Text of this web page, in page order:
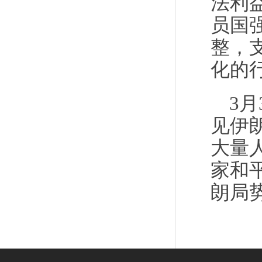
员国
整，
化
3
见伊
大量
家和
朗局